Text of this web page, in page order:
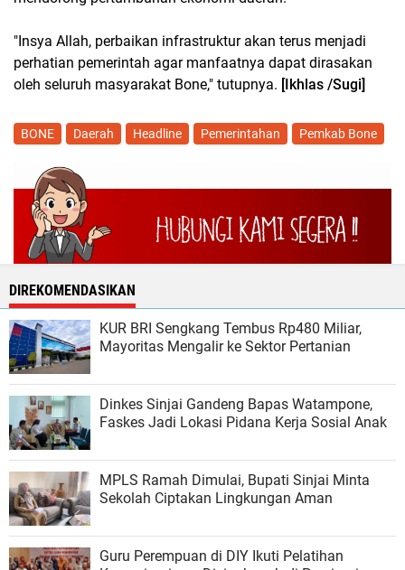
"Insya Allah, perbaikan infrastruktur akan terus menjadi
perhatian pemerintah agar manfaatnya dapat dirasakan
oleh seluruh masyarakat Bone," tutupnya. [Ikhlas /Sugi]
BONE Daerah Headline Pemerintahan Pemkab Bone
DIREKOMENDASIKAN
KUR BRI Sengkang Tembus Rp480 Miliar,
Mayoritas Mengalir ke Sektor Pertanian
Dinkes Sinjai Gandeng Bapas Watampone,
Faskes Jadi Lokasi Pidana Kerja Sosial Anak
MPLS Ramah Dimulai, Bupati Sinjai Minta
Sekolah Ciptakan Lingkungan Aman
Guru Perempuan di DIY Ikuti Pelatihan